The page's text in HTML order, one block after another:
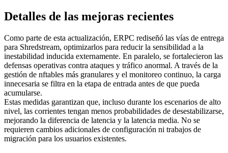
Detalles de las mejoras recientes
Como parte de esta actualización, ERPC rediseñó las vías de entrega
para Shredstream, optimizarlos para reducir la sensibilidad a la
inestabilidad inducida externamente. En paralelo, se fortalecieron las
defensas operativas contra ataques y tráfico anormal. A través de la
gestión de nftables más granulares y el monitoreo continuo, la carga
innecesaria se filtra en la etapa de entrada antes de que pueda
acumularse.
Estas medidas garantizan que, incluso durante los escenarios de alto
nivel, las corrientes tengan menos probabilidades de desestabilizarse,
mejorando la diferencia de latencia y la latencia media. No se
requieren cambios adicionales de configuración ni trabajos de
migración para los usuarios existentes.